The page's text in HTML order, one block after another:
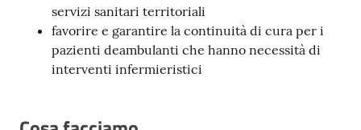
Imprese
ed Enti
su
servizi sanitari territoriali
favorire e garantire la continuità di cura per i
pazienti deambulanti che hanno necessità di
interventi infermieristici